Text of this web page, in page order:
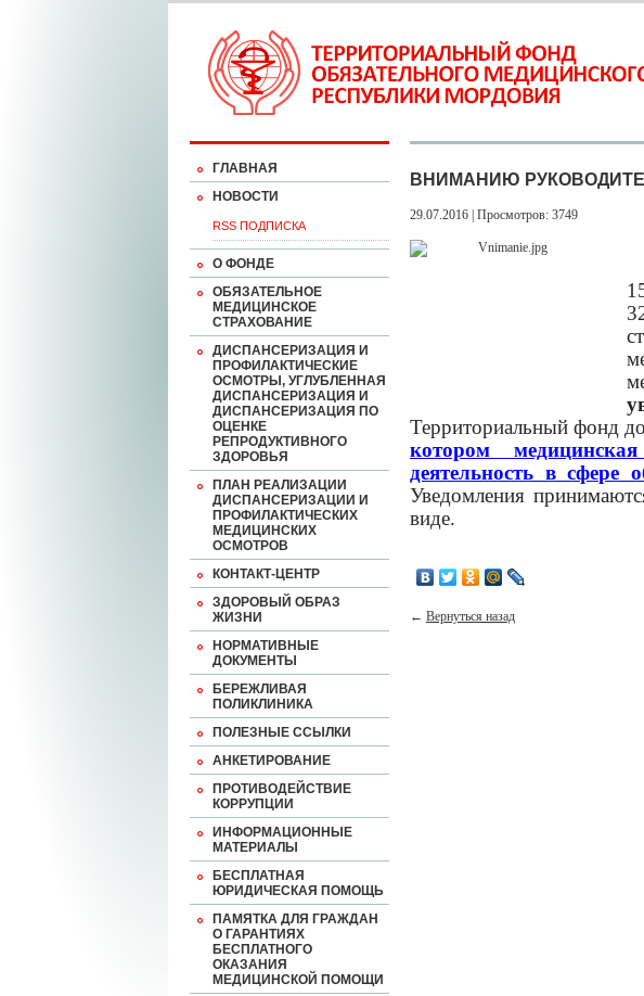
ГЛАВНАЯ
НОВОСТИ
RSS ПОДПИСКА
О ФОНДЕ
ОБЯЗАТЕЛЬНОЕ
МЕДИЦИНСКОЕ
СТРАХОВАНИЕ
ДИСПАНСЕРИЗАЦИЯ И
ПРОФИЛАКТИЧЕСКИЕ
ОСМОТРЫ, УГЛУБЛЕННАЯ
ДИСПАНСЕРИЗАЦИЯ И
ДИСПАНСЕРИЗАЦИЯ ПО
ОЦЕНКЕ
РЕПРОДУКТИВНОГО
ЗДОРОВЬЯ
ПЛАН РЕАЛИЗАЦИИ
ДИСПАНСЕРИЗАЦИИ И
ПРОФИЛАКТИЧЕСКИХ
МЕДИЦИНСКИХ
ОСМОТРОВ
КОНТАКТ-ЦЕНТР
ЗДОРОВЫЙ ОБРАЗ
ЖИЗНИ
НОРМАТИВНЫЕ
ДОКУМЕНТЫ
БЕРЕЖЛИВАЯ
ПОЛИКЛИНИКА
ПОЛЕЗНЫЕ ССЫЛКИ
АНКЕТИРОВАНИЕ
ПРОТИВОДЕЙСТВИЕ
КОРРУПЦИИ
ИНФОРМАЦИОННЫЕ
МАТЕРИАЛЫ
БЕСПЛАТНАЯ
ЮРИДИЧЕСКАЯ ПОМОЩЬ
ПАМЯТКА ДЛЯ ГРАЖДАН
О ГАРАНТИЯХ
БЕСПЛАТНОГО
ОКАЗАНИЯ
МЕДИЦИНСКОЙ ПОМОЩИ
ВНИМАНИЮ
29.07.2016 | Просмотров: 3749
Территориальный фонд до
котором
деятельность в сфере
Уведомления
виде.
← Вернуться назад